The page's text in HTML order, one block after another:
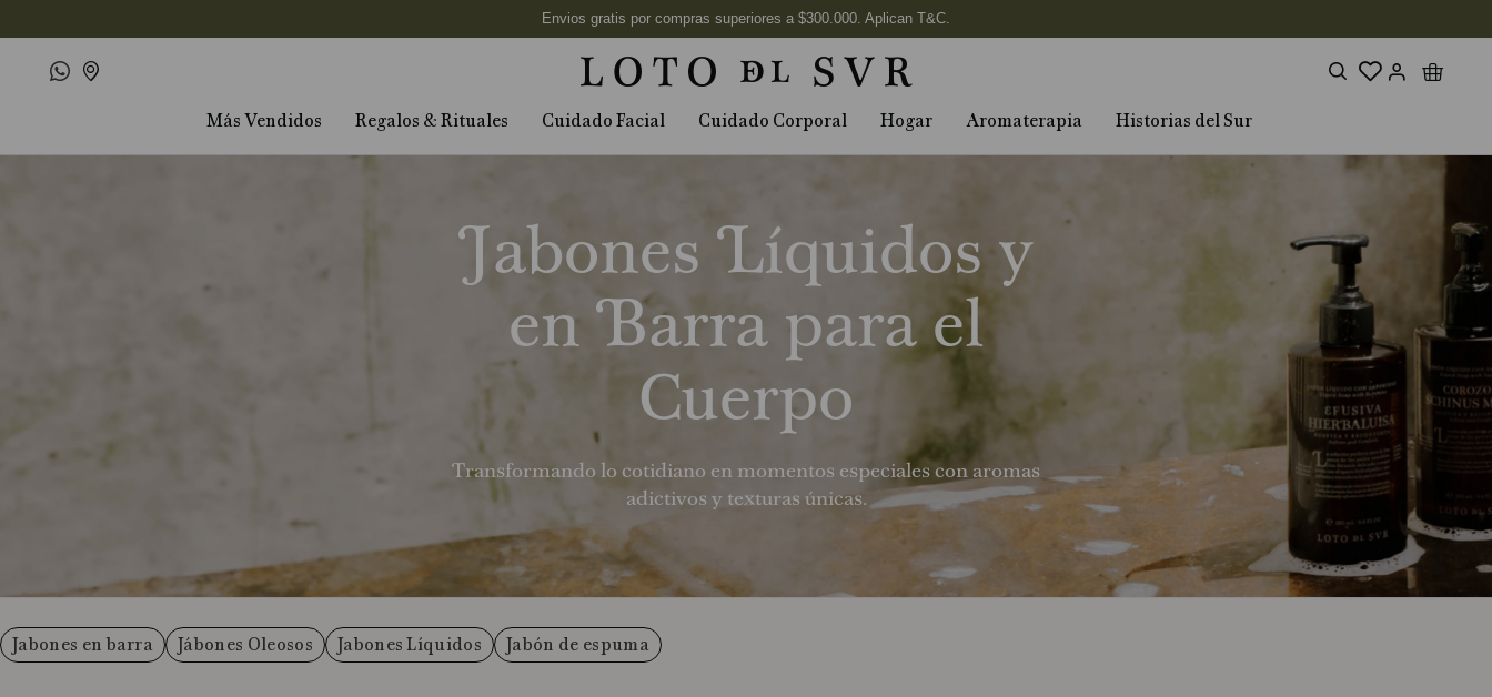
Más Vendidos Regalos & Rituales Cuidado Facial Cuidado Corporal Hogar Aromaterapia Historias del Sur
Jabones Líquidos y
en Barra para el
Cuerpo
Transformando lo cotidiano en momentos especiales con aromas
adictivos y texturas únicas.
Jabones en barra Jábones Oleosos Jabones Líquidos Jabón de espuma